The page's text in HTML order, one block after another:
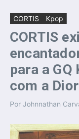
CORTIS Kpop
CORTIS
para a
com a
Por Johnnathan